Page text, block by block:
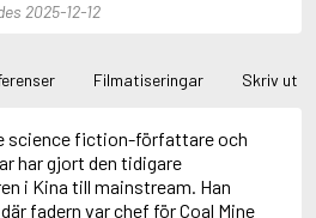
2025-12-12
Filmatiseringar Skriv ut
science fiction-författare och
har gjort den tidigare
i Kina till mainstream. Han
fadern var chef för Coal Mine